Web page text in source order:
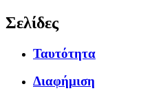
Σελίδες
Ταυτότητα
Διαφήμιση